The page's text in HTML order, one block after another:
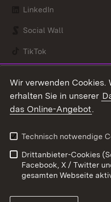
LinkedIn
Social Wall
TikTok
Kontakt
Impressum
Wir verwenden Cookies.
erhalten Sie in unserer
das Online-Angebot.
Technisch notwendige
Drittanbieter-Cookies
Facebook, X / Twitter
gesamten Webseite